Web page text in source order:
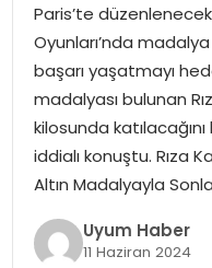
SAĞLIK
MAGAZIN
YAŞAM
Paris’te
Oyunları’nda
başarı yaşatmayı
madalyası bulunan
kilosunda
iddialı konuştu. Rıza
Altın Madalyayla
Uyum Haber
11 Haziran 2024